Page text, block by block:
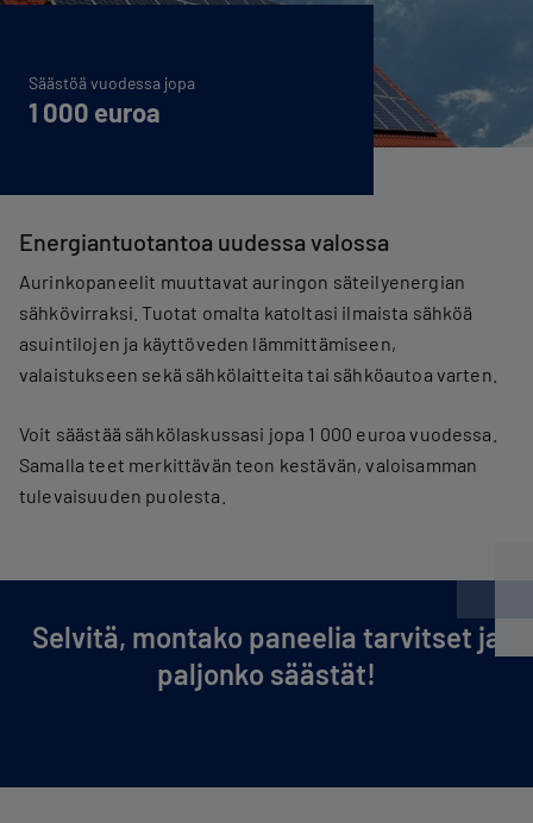
Säästöä vuodessa jopa
1 000 euroa
Energiantuotantoa uudessa valossa
Aurinkopaneelit muuttavat auringon säteilyenergian
sähkövirraksi. Tuotat omalta katoltasi ilmaista sähköä
asuintilojen ja käyttöveden lämmittämiseen,
valaistukseen sekä sähkölaitteita tai sähköautoa varten.
Voit säästää sähkölaskussasi jopa 1 000 euroa vuodessa.
Samalla teet merkittävän teon kestävän, valoisamman
tulevaisuuden puolesta.
Selvitä, montako paneelia tarvitset ja
paljonko säästät!